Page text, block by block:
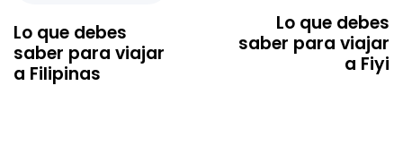
Lo que debes
saber para viajar
a Filipinas
Lo que debes
saber para viajar
a Fiyi